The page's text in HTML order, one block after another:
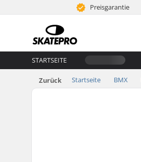
Preisgarantie
STARTSEITE
Zurück Startseite BMX